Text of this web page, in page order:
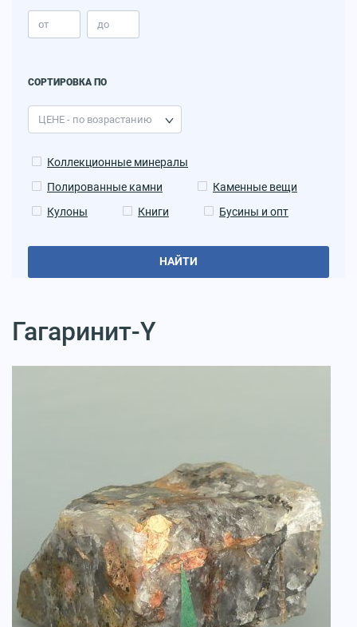
СОРТИРОВКА ПО
Коллекционные минералы
Полированные камни
Каменные вещи
Кулоны
Книги Бусины и опт
НАЙТИ
Гагаринит-Y